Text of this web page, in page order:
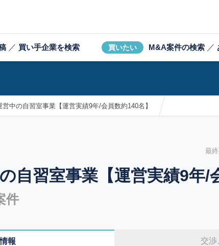
／ 買い手企業を検索 買いたい M&A案件の検索 ／
中の自習室事業【運営実績9年/会員数約140名】
最
自習室事業【運営実績9年/
件
報 交渉